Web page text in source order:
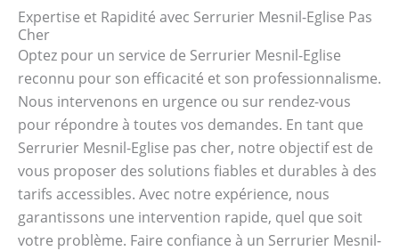
Expertise et Rapidité avec Serrurier Mesnil-Eglise Pas
Cher
Optez pour un service de Serrurier Mesnil-Eglise
reconnu pour son efficacité et son professionnalisme.
Nous intervenons en urgence ou sur rendez-vous
pour répondre à toutes vos demandes. En tant que
Serrurier Mesnil-Eglise pas cher, notre objectif est de
vous proposer des solutions fiables et durables à des
tarifs accessibles. Avec notre expérience, nous
garantissons une intervention rapide, quel que soit
votre problème. Faire confiance à un Serrurier Mesnil-